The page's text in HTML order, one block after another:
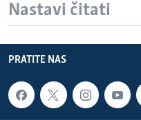
Nastavi čitati
PRATITE NAS